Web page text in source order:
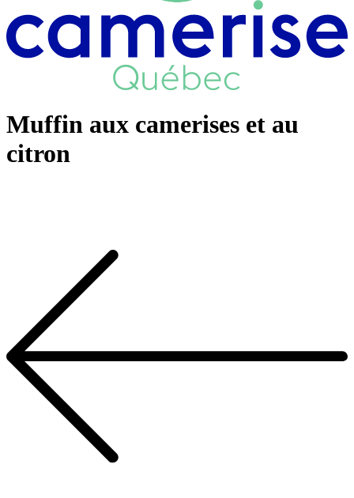
Muffin aux camerises et au
citron